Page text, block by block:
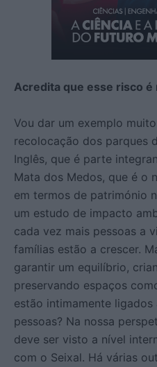
Acredita que esse risco é
Vou dar um exemplo
recolocação dos parques
Inglês, que é parte
Mata dos Medos, que é o
em termos de património
um estudo de impacto
cada vez mais pessoas a
famílias estão a crescer.
garantir um equilíbrio,
preservando espaços
estão intimamente
pessoas? Na nossa
deve ser visto a nível
com o Seixal. Há várias